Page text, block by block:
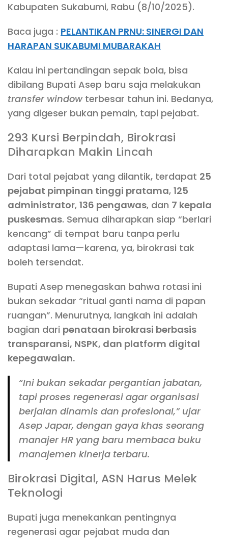
Kabupaten Sukabumi, Rabu (8/10/2025).
Baca juga : PELANTIKAN PRNU: SINERGI DAN
HARAPAN SUKABUMI MUBARAKAH
Kalau ini pertandingan sepak bola, bisa
dibilang Bupati Asep baru saja melakukan
transfer windowterbesar tahun ini. Bedanya,
yang digeser bukan pemain, tapi pejabat.
293 Kursi Berpindah, Birokrasi
Diharapkan Makin Lincah
Dari total pejabat yang dilantik, terdapat 25
pejabat pimpinan tinggi pratama, 125
administrator, 136 pengawas, dan 7 kepala
puskesmas. Semua diharapkan siap “berlari
kencang” di tempat baru tanpa perlu
adaptasi lama—karena, ya, birokrasi tak
boleh tersendat.
Bupati Asep menegaskan bahwa rotasi ini
bukan sekadar “ritual ganti nama di papan
ruangan”. Menurutnya, langkah ini adalah
bagian dari penataan birokrasi berbasis
transparansi, NSPK, dan platform digital
kepegawaian.
“Ini bukan sekadar pergantian jabatan,
tapi proses regenerasi agar organisasi
berjalan dinamis dan profesional,” ujar
Asep Japar, dengan gaya khas seorang
manajer HR yang baru membaca buku
manajemen kinerja terbaru.
Birokrasi Digital, ASN Harus Melek
Teknologi
Bupati juga menekankan pentingnya
regenerasi agar pejabat muda dan